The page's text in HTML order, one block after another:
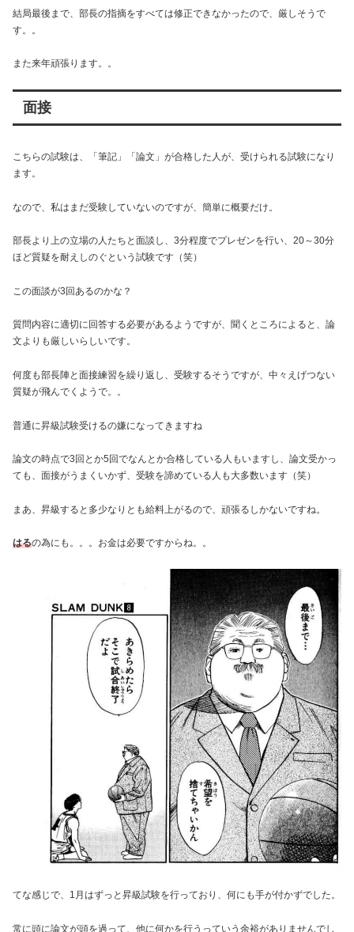
結局最後まで、部長の指摘をすべては修正できなかったので、厳しそうで
す。。
また来年頑張ります。。
面接
こちらの試験は、「筆記」「論文」が合格した人が、受けられる試験になり
ます。
なので、私はまだ受験していないのですが、簡単に概要だけ。
部長より上の立場の人たちと面談し、3分程度でプレゼンを行い、20～30分
ほど質疑を耐えしのぐという試験です（笑）
この面談が3回あるのかな？
質問内容に適切に回答する必要があるようですが、聞くところによると、論
文よりも厳しいらしいです。
何度も部長陣と面接練習を繰り返し、受験するそうですが、中々えげつない
質疑が飛んでくようで。。
普通に昇級試験受けるの嫌になってきますね
論文の時点で3回とか5回でなんとか合格している人もいますし、論文受かっ
ても、面接がうまくいかず、受験を諦めている人も大多数います（笑）
まあ、昇級すると多少なりとも給料上がるので、頑張るしかないですね。
はるの為にも。。。お金は必要ですからね。。
てな感じで、1月はずっと昇級試験を行っており、何にも手が付かずでした。
常に頭に論文が頭を過って、他に何かを行うっていう余裕がありませんでし